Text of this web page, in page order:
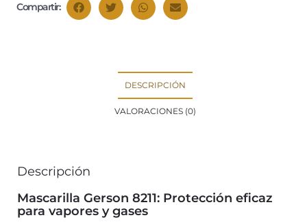
Compartir:
DESCRIPCIÓN
VALORACIONES (0)
Descripción
Mascarilla Gerson 8211: Protección eficaz
para vapores y gases